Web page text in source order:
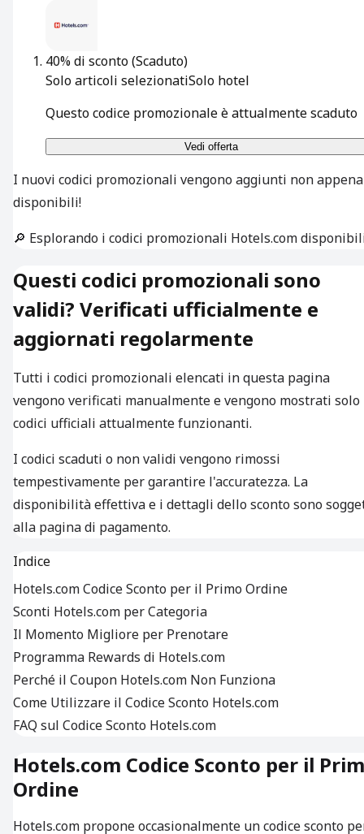
40% di sconto(Scaduto)
Solo articoli selezionatiSolo hotel
Questo codice promozionale è attualmente scaduto
Vedi offerta
I nuovi codici promozionali vengono aggiunti non appena
disponibili!
🔎 Esplorando i codici promozionali Hotels.com
Questi codici promozionali sono
validi? Verificati ufficialmente e
aggiornati regolarmente
Tutti i codici promozionali elencati in questa pagina
vengono verificati manualmente e vengono mostrati solo
codici ufficiali attualmente funzionanti.
I codici scaduti o non validi vengono rimossi
tempestivamente per garantire l'accuratezza. La
disponibilità effettiva e i dettagli dello sconto sono
alla pagina di pagamento.
Indice
Hotels.com Codice Sconto per il Primo Ordine
Sconti Hotels.com per Categoria
Il Momento Migliore per Prenotare
Programma Rewards di Hotels.com
Perché il Coupon Hotels.com Non Funziona
Come Utilizzare il Codice Sconto Hotels.com
FAQ sul Codice Sconto Hotels.com
Hotels.com Codice Sconto per il
Ordine
Hotels.com propone occasionalmente un codice sconto